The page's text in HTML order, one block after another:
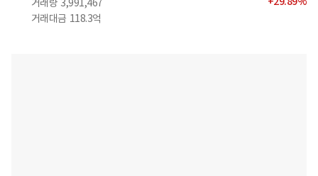
거래량 3,991,467
거래대금 118.3억